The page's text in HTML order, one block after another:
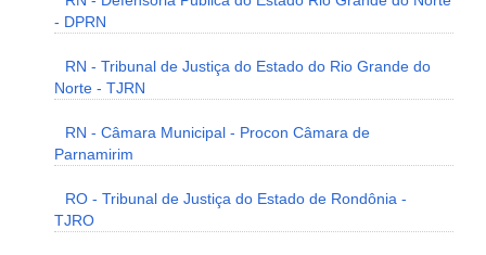
- DPRN
RN - Tribunal de Justiça do Estado do Rio Grande do
Norte - TJRN
RN - Câmara Municipal - Procon Câmara de
Parnamirim
RO - Tribunal de Justiça do Estado de Rondônia -
TJRO